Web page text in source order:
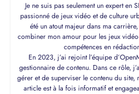
Je ne suis pas seulement un expert en
passionné de jeux vidéo et de culture
été un atout majeur dans ma
combiner mon amour pour les jeux
compétences en
En 2023, j’ai rejoint l’équipe
gestionnaire de contenu. Dans ce rôle,
gérer et de superviser le contenu du site,
article est à la fois informatif et